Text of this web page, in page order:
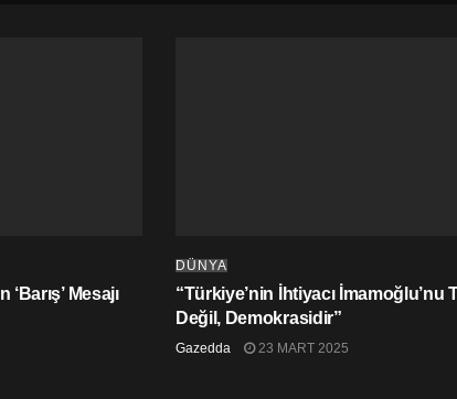
Mesajı
DÜNYA
“Türkiye’nin İhtiyacı İmamoğlu’nu
Değil, Demokrasidir”
Gazedda 23 MART 2025